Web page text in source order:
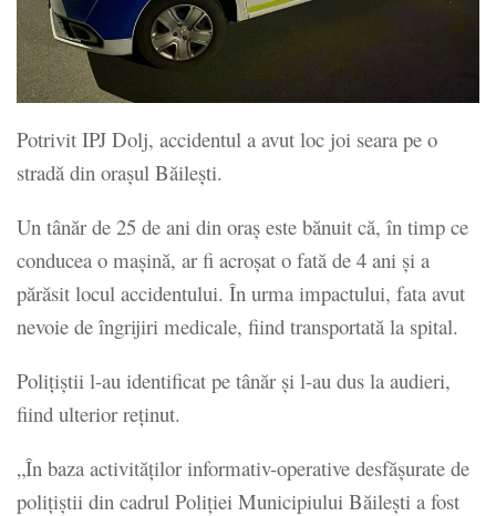
Potrivit IPJ Dolj, accidentul a avut loc joi seara pe o
stradă din orașul Băilești.
Un tânăr de 25 de ani din oraș este bănuit că, în timp ce
conducea o mașină, ar fi acroșat o fată de 4 ani și a
părăsit locul accidentului. În urma impactului, fata avut
nevoie de îngrijiri medicale, fiind transportată la spital.
Polițiștii l-au identificat pe tânăr și l-au dus la audieri,
fiind ulterior reținut.
„În baza activităților informativ-operative desfășurate de
polițiștii din cadrul Poliției Municipiului Băilești a fost